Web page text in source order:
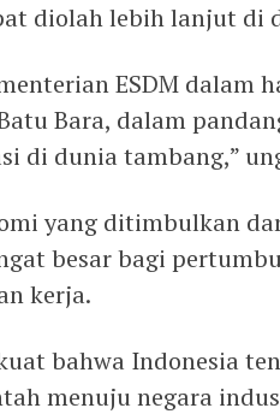
diolah lebih lanjut di
ESDM dalam
Bara, dalam
di dunia tambang,”
yang ditimbulkan
besar bagi
kerja.
bahwa Indonesia
menuju negara